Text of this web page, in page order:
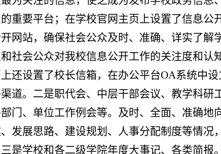
重要平台；在学校官网主页上设置了信息公
网站，确保社会公众及时、准确、详实了解
社会公众对我校信息公开工作的关注度和认
还设置了校长信箱，在办公平台OA系统中
道。二是职代会、中层干部会议、教学科研
门、单位工作例会等。及时、全面、准确地
发展思路、建设规划、人事分配制度等情况
是学校和各二级学院年度大事记、各类简报